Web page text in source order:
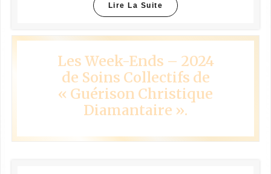
Lire La Suite
Les Week-Ends – 2024
de Soins Collectifs de
« Guérison Christique
Diamantaire ».